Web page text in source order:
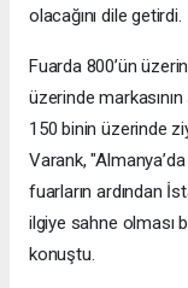
olacağını dile getirdi.
Fuarda 800’ün
üzerinde
150 binin üzerinde
Varank,
fuarların ardından
ilgiye sahne olması
konuştu.